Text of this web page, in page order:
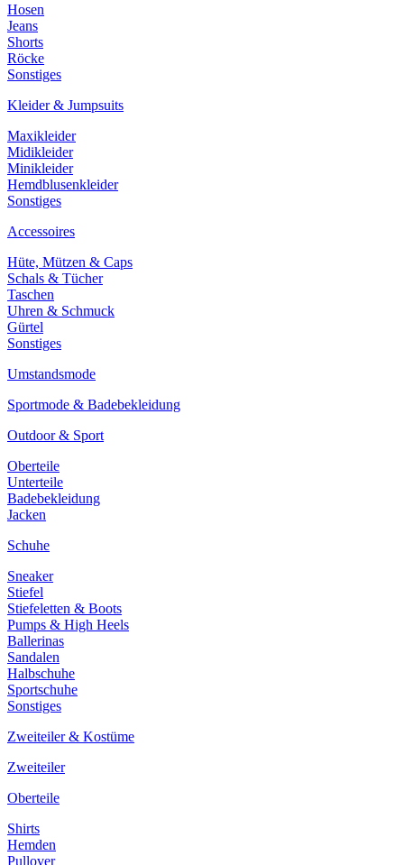
Hosen
Jeans
Shorts
Röcke
Sonstiges
Kleider & Jumpsuits
Maxikleider
Midikleider
Minikleider
Hemdblusenkleider
Sonstiges
Accessoires
Hüte, Mützen & Caps
Schals & Tücher
Taschen
Uhren & Schmuck
Gürtel
Sonstiges
Umstandsmode
Sportmode & Badebekleidung
Outdoor & Sport
Oberteile
Unterteile
Badebekleidung
Jacken
Schuhe
Sneaker
Stiefel
Stiefeletten & Boots
Pumps & High Heels
Ballerinas
Sandalen
Halbschuhe
Sportschuhe
Sonstiges
Zweiteiler & Kostüme
Zweiteiler
Oberteile
Shirts
Hemden
Pullover